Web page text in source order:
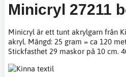
Minicryl 27211
Minicryl är ett tunt akrylgarn från
akryl. Mängd: 25 gram = ca 120
Stickfasthet 29 maskor på 10 cm.